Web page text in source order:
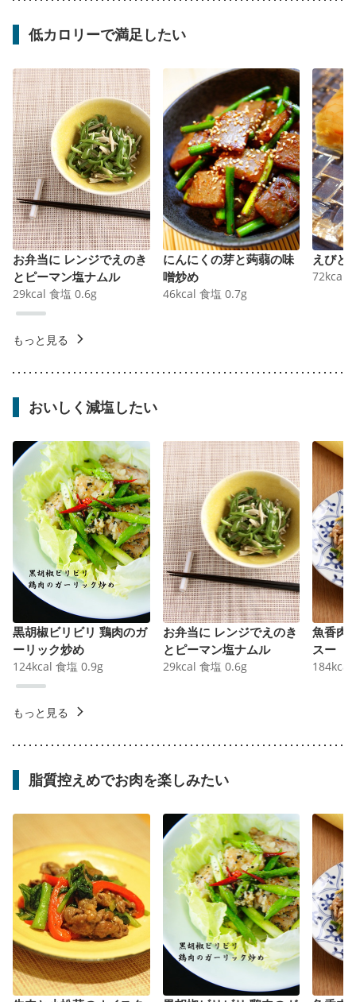
低カロリーで満足したい
お弁当に レンジでえのき
とピーマン塩ナムル
29kcal 食塩 0.6g
にんにくの芽と蒟蒻の味
噌炒め
46kcal 食塩 0.7g
えびと
72kcal
もっと見る
おいしく減塩したい
黒胡椒ビリビリ 鶏肉のガ
ーリック炒め
124kcal 食塩 0.9g
お弁当に レンジでえのき
とピーマン塩ナムル
29kcal 食塩 0.6g
魚香肉
スー
184kcal
もっと見る
脂質控えめでお肉を楽しみたい